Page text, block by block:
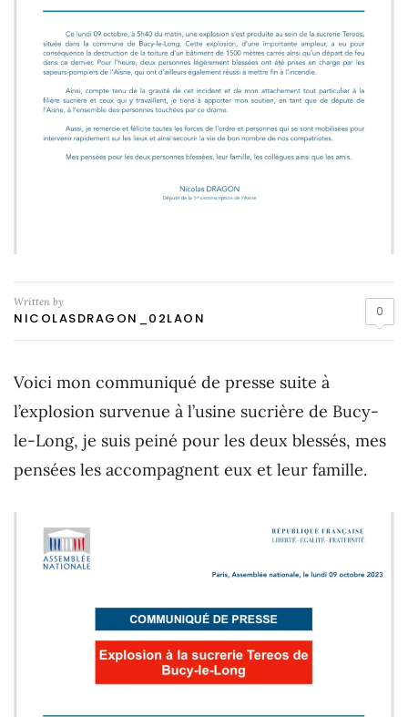
Written by
NICOLASDRAGON_02LAON 0
Voici mon communiqué de presse suite à
l’explosion survenue à l’usine sucrière de Bucy-
le-Long, je suis peiné pour les deux blessés, mes
pensées les accompagnent eux et leur famille.